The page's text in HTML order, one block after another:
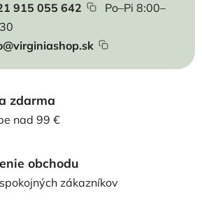
915 055 642
Po–Pi 8:00–
zdarma
nad 99 €
obchodu
zákazníkov